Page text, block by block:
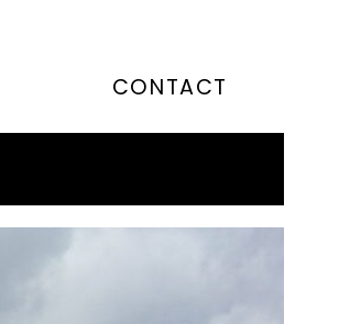
CONTACT